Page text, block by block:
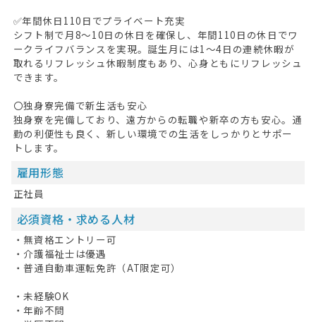
HOME
無料会員登録
ログイン
キープした求人
✅年間休日110日でプライベート充実
シフト制で月8〜10日の休日を確保し、年間110日の休日でワ
ークライフバランスを実現。誕生月には1〜4日の連続休暇が
取れるリフレッシュ休暇制度もあり、心身ともにリフレッシュ
できます。
〇独身寮完備で新生活も安心
独身寮を完備しており、遠方からの転職や新卒の方も安心。通
勤の利便性も良く、新しい環境での生活をしっかりとサポー
トします。
雇用形態
正社員
必須資格・求める人材
・無資格エントリー可
・介護福祉士は優遇
・普通自動車運転免許（AT限定可）
・未経験OK
・年齢不問